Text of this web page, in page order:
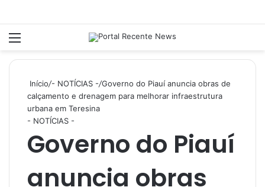
Início/- NOTÍCIAS -/Governo do Piauí anuncia obras de
calçamento e drenagem para melhorar infraestrutura
urbana em Teresina
- NOTÍCIAS -
Governo do Piauí
anuncia obras